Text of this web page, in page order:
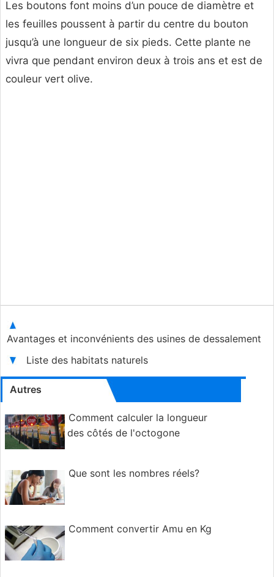
Les boutons font moins d’un pouce de diamètre et
les feuilles poussent à partir du centre du bouton
jusqu’à une longueur de six pieds. Cette plante ne
vivra que pendant environ deux à trois ans et est de
couleur vert olive.
Avantages et inconvénients des usines de dessalement
Liste des habitats naturels
Autres
Comment calculer la longueur
des côtés de l'octogone
Que sont les nombres réels?
Comment convertir Amu en Kg